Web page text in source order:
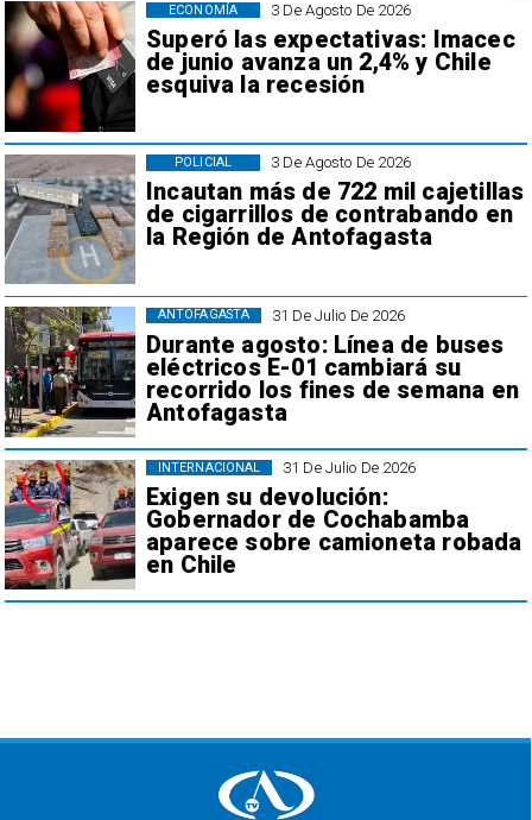
3 De Agosto De 2026
Superó las expectativas: Imacec
de junio avanza un 2,4% y Chile
esquiva la recesión
ECONOMÍA
3 De Agosto De 2026
Incautan más de 722 mil cajetillas
de cigarrillos de contrabando en
la Región de Antofagasta
POLICIAL
31 De Julio De 2026
Durante agosto: Línea de buses
eléctricos E-01 cambiará su
recorrido los fines de semana en
Antofagasta
ANTOFAGASTA
31 De Julio De 2026
Exigen su devolución:
Gobernador de Cochabamba
aparece sobre camioneta robada
en Chile
INTERNACIONAL